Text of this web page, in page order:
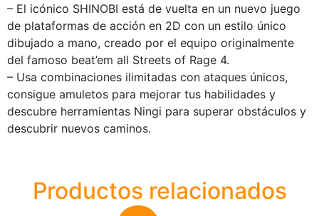
– El icónico SHINOBI está de vuelta en un nuevo juego
de plataformas de acción en 2D con un estilo único
dibujado a mano, creado por el equipo originalmente
del famoso beat’em all Streets of Rage 4.
– Usa combinaciones ilimitadas con ataques únicos,
consigue amuletos para mejorar tus habilidades y
descubre herramientas Ningi para superar obstáculos y
descubrir nuevos caminos.
Productos relacionados